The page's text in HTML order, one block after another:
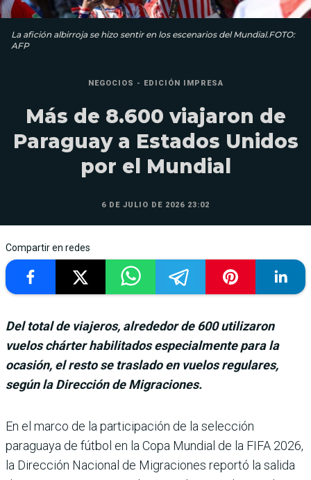
La afición albirroja se hizo sentir en los escenarios del Mundial.FOTO:
AFP
NEGOCIOS - EDICIÓN IMPRESA
Más de 8.600 viajaron de
Paraguay a Estados Unidos
por el Mundial
6 DE JULIO DE 2026 23:02
Compartir en redes
Del total de viajeros, alrededor de 600 utilizaron
vuelos chárter habilitados especialmente para la
ocasión, el resto se traslado en vuelos regulares,
según la Dirección de Migraciones.
En el marco de la par­ticipación de la selec­ción
paraguaya de fútbol en la Copa Mundial de la FIFA 2026,
la Direc­ción Nacional de Migracio­nes reportó la salida